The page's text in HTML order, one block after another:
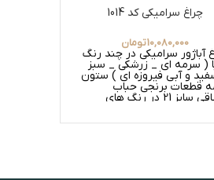
چراغ سرامیکی کد 1014
10,080,000تومان
آباژور سرامیکی در چند رنگ
( سرمه ای _ زرشکی _ سبز
و آبی فیروزه ای ) ستون
قطعات برنجی حباب
قالپاقی سایز 21 در رنگ های
گلدار و سفید ساده